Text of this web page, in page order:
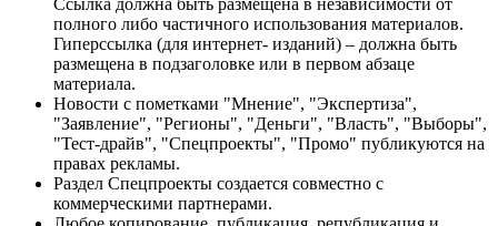
Ссылка должна быть размещена в независимости от
полного либо частичного использования материалов.
Гиперссылка (для интернет- изданий) – должна быть
размещена в подзаголовке или в первом абзаце
материала.
Новости с пометками "Мнение", "Экспертиза",
"Заявление", "Регионы", "Деньги", "Власть", "Выборы",
"Тест-драйв", "Спецпроекты", "Промо" публикуются на
правах рекламы.
Раздел Спецпроекты создается совместно с
коммерческими партнерами.